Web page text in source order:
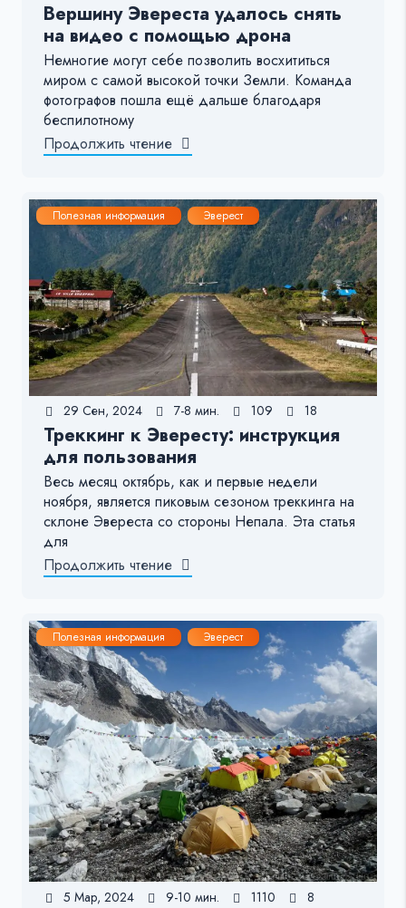
Вершину Эвереста удалось снять
на видео с помощью дрона
Немногие могут себе позволить восхититься
миром с самой высокой точки Земли. Команда
фотографов пошла ещё дальше благодаря
беспилотному
Продолжить чтение
Полезная информация Эверест
29 Сен, 2024 7-8 мин. 109 18
Треккинг к Эвересту: инструкция
для пользования
Весь месяц октябрь, как и первые недели
ноября, является пиковым сезоном треккинга на
склоне Эвереста со стороны Непала. Эта статья
для
Продолжить чтение
Полезная информация Эверест
5 Мар, 2024 9-10 мин. 1110 8